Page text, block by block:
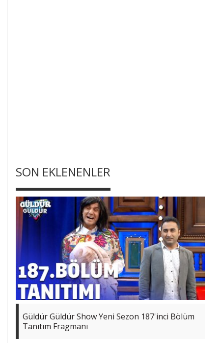
SON EKLENENLER
Güldür Güldür Show Yeni Sezon 187'inci Bölüm
Tanıtım Fragmanı